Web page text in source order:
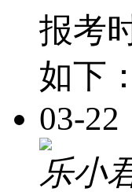
报考
如下
03-22
乐小